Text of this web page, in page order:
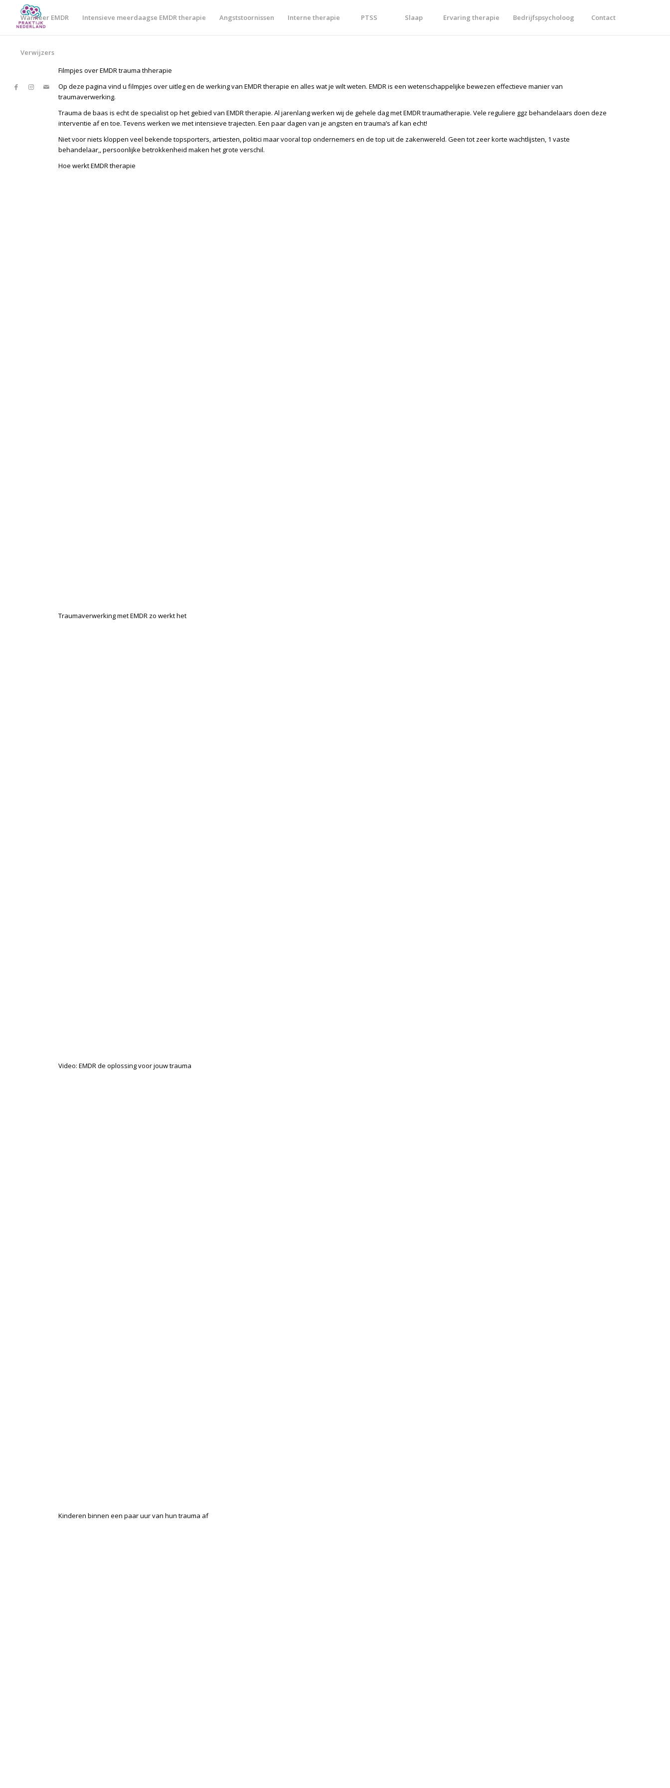
Wanneer EMDR Intensieve meerdaagse EMDR therapie Angststoornissen Interne therapie PTSS Slaap Ervaring therapie Bedrijfspsycholoog Contact
Verwijzers
Filmpjes over EMDR trauma thherapie
Op deze pagina vind u filmpjes over uitleg en de werking van EMDR therapie en alles wat je wilt weten. EMDR is een wetenschappelijke bewezen effectieve manier van
traumaverwerking.
Trauma de baas is echt de specialist op het gebied van EMDR therapie. Al jarenlang werken wij de gehele dag met EMDR traumatherapie. Vele reguliere ggz behandelaars doen deze
interventie af en toe. Tevens werken we met intensieve trajecten. Een paar dagen van je angsten en trauma’s af kan echt!
Niet voor niets kloppen veel bekende topsporters, artiesten, politici maar vooral top ondernemers en de top uit de zakenwereld. Geen tot zeer korte wachtlijsten, 1 vaste
behandelaar,, persoonlijke betrokkenheid maken het grote verschil.
Hoe werkt EMDR therapie
Traumaverwerking met EMDR zo werkt het
Video: EMDR de oplossing voor jouw trauma
Kinderen binnen een paar uur van hun trauma af